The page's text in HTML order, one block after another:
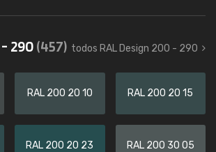
290(457) todos RAL Design 200 - 290
RAL 200 20 10 RAL 200 20 15
RAL 200 20 23 RAL 200 30 05